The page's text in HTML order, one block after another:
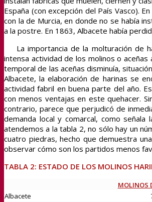
España (con excepción del País Vasco).
con la de Murcia, en donde no se había
a la postre. En 1863, Albacete había
La importancia de la molturación de
intensa actividad de los molinos o
temporal de las aceñas disminuía,
Albacete, la elaboración de harinas se
actividad fabril en buena parte del año.
con menos ventajas en este quehacer.
contrario, parece que perjudicó de
demanda local y comarcal, como
atendemos a la tabla 2, no sólo hay un
cuatro piedras, hecho que demuestra
observar cómo son los partidos menos
TABLA 2: ESTADO DE LOS MOLINOS
MOLINOS
Albacete